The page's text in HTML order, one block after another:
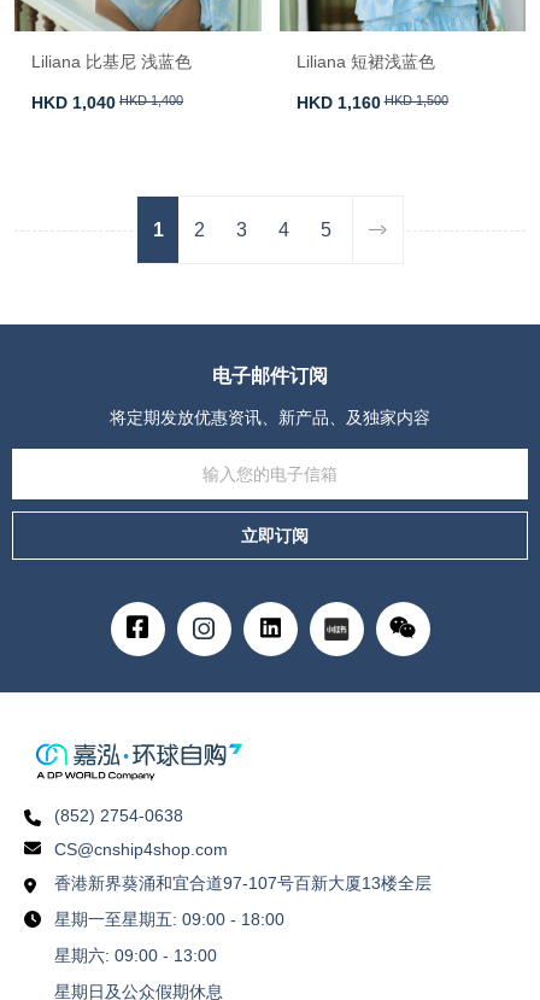
Liliana 比基尼 浅蓝色
HKD 1,040 HKD 1,400
Liliana 短裙浅蓝色
HKD 1,160 HKD 1,500
1 2 3 4 5
电子邮件订阅
将定期发放优惠资讯、新产品、及独家内容
立即订阅
(852) 2754-0638
CS@cnship4shop.com
香港新界葵涌和宜合道97-107号百新大厦13楼全层
星期一至星期五: 09:00 - 18:00
星期六: 09:00 - 13:00
星期日及公众假期休息